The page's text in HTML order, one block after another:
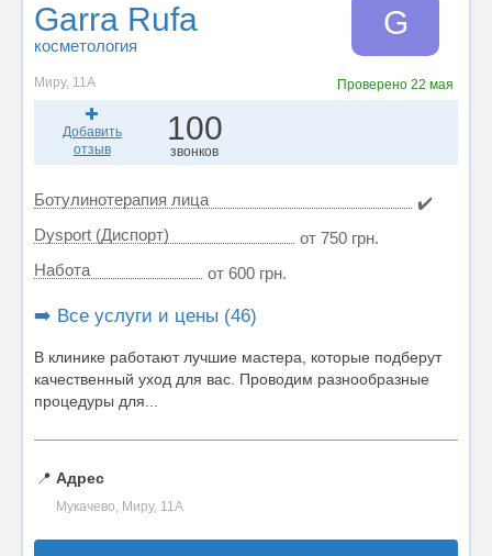
Garra Rufa
косметология
G
Миру, 11А Проверено22 мая
Добавить
отзыв
100
звонков
Ботулинотерапия лица
✔️
Dysport (Диспорт)
от 750 грн.
Набота
от 600 грн.
➡️ Все услуги и цены (46)
В клинике работают лучшие мастера, которые подберут
качественный уход для вас. Проводим разнообразные
процедуры для...
📍 Адрес
Мукачево, Миру, 11А